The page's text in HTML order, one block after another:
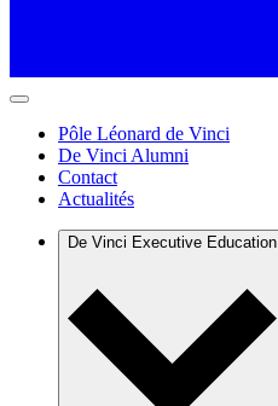
Pôle Léonard de Vinci
De Vinci Alumni
Contact
Actualités
De Vinci Executive Education